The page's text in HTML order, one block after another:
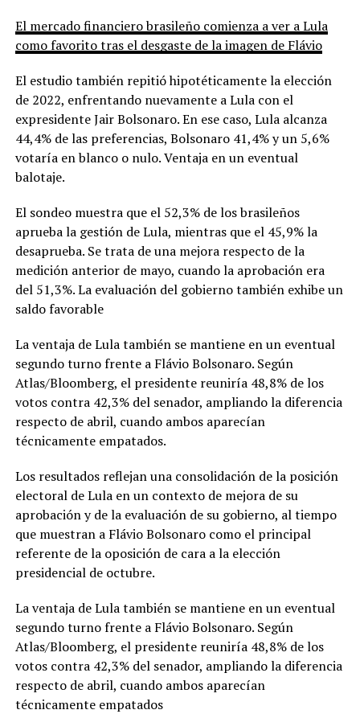
El mercado financiero brasileño comienza a ver a Lula
como favorito tras el desgaste de la imagen de Flávio
El estudio también repitió hipotéticamente la elección
de 2022, enfrentando nuevamente a Lula con el
expresidente Jair Bolsonaro. En ese caso, Lula alcanza
44,4% de las preferencias, Bolsonaro 41,4% y un 5,6%
votaría en blanco o nulo. Ventaja en un eventual
balotaje.
El sondeo muestra que el 52,3% de los brasileños
aprueba la gestión de Lula, mientras que el 45,9% la
desaprueba. Se trata de una mejora respecto de la
medición anterior de mayo, cuando la aprobación era
del 51,3%. La evaluación del gobierno también exhibe un
saldo favorable
La ventaja de Lula también se mantiene en un eventual
segundo turno frente a Flávio Bolsonaro. Según
Atlas/Bloomberg, el presidente reuniría 48,8% de los
votos contra 42,3% del senador, ampliando la diferencia
respecto de abril, cuando ambos aparecían
técnicamente empatados.
Los resultados reflejan una consolidación de la posición
electoral de Lula en un contexto de mejora de su
aprobación y de la evaluación de su gobierno, al tiempo
que muestran a Flávio Bolsonaro como el principal
referente de la oposición de cara a la elección
presidencial de octubre.
La ventaja de Lula también se mantiene en un eventual
segundo turno frente a Flávio Bolsonaro. Según
Atlas/Bloomberg, el presidente reuniría 48,8% de los
votos contra 42,3% del senador, ampliando la diferencia
respecto de abril, cuando ambos aparecían
técnicamente empatados